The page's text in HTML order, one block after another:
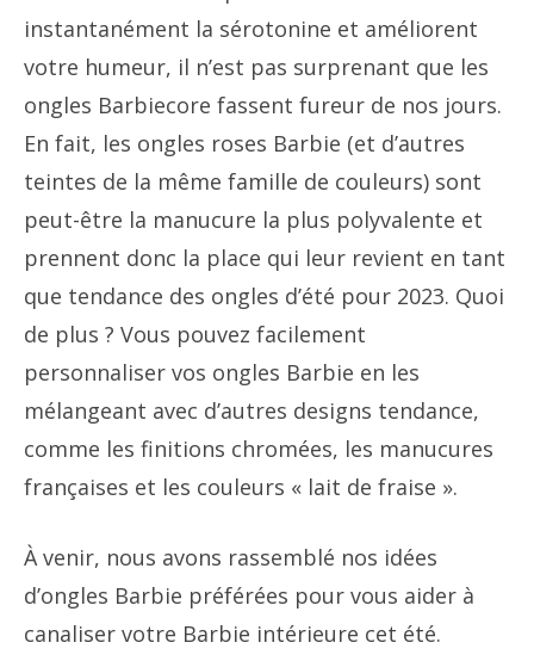
instantanément la sérotonine et améliorent
votre humeur, il n’est pas surprenant que les
ongles Barbiecore fassent fureur de nos jours.
En fait, les ongles roses Barbie (et d’autres
teintes de la même famille de couleurs) sont
peut-être la manucure la plus polyvalente et
prennent donc la place qui leur revient en tant
que tendance des ongles d’été pour 2023. Quoi
de plus ? Vous pouvez facilement
personnaliser vos ongles Barbie en les
mélangeant avec d’autres designs tendance,
comme les finitions chromées, les manucures
françaises et les couleurs « lait de fraise ».
À venir, nous avons rassemblé nos idées
d’ongles Barbie préférées pour vous aider à
canaliser votre Barbie intérieure cet été.